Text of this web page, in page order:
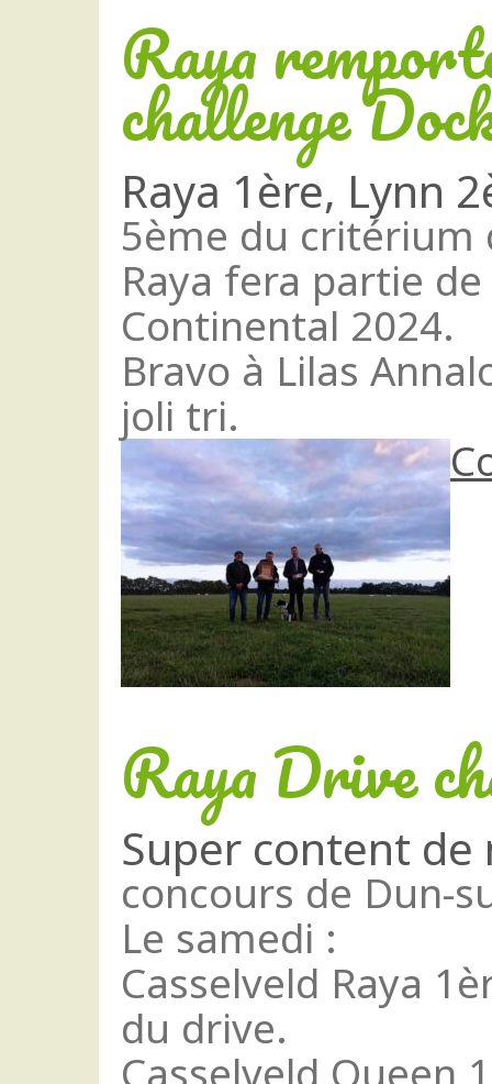
Raya
challenge
Raya 1ère, Lynn
5ème du critérium
Raya fera partie
Continental 2024.
Bravo à Lilas
joli tri.
Raya Drive
Super content
concours de Dun-
Le samedi :
Casselveld Raya
du drive.
Casselveld Queen